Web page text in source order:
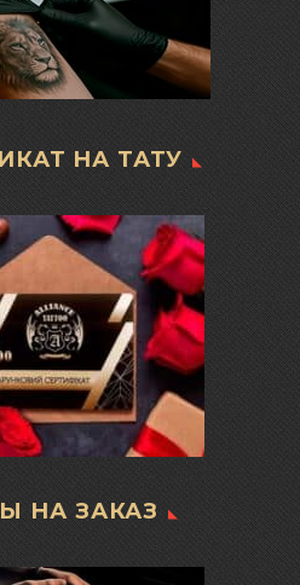
НА ТАТУ
НА ЗАКАЗ